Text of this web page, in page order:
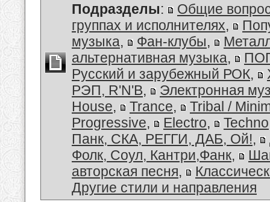
Подразделы:
Общие
группах и исполнителях,
музыка, Фан-клубы,
альтернативная музыка,
Русский и зарубежный РОК,
РЭП, R'N'B,
Электронная
House, Trance,
Tribal /
Progressive, Electro, Techno
Панк, СКА, РЕГГИ, ДАБ, Ой!,
Фолк, Соул, Кантри,Фанк,
авторская песня,
Другие стили и направления